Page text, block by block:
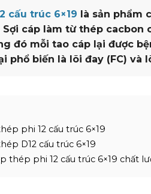
cấu trúc 6×19 là sản phẩm
cáp làm từ thép cacbon
đó mỗi tao cáp lại được
phổ biến là lõi đay (FC) và
phi 12 cấu trúc 6×19
D12 cấu trúc 6×19
thép phi 12 cấu trúc 6×19 chất